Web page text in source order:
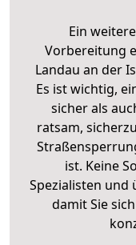
Ein
Vorbereitung
Landau an der
Es ist wichtig,
sicher als
ratsam,
ist. Keine
Spezialisten und
damit Sie